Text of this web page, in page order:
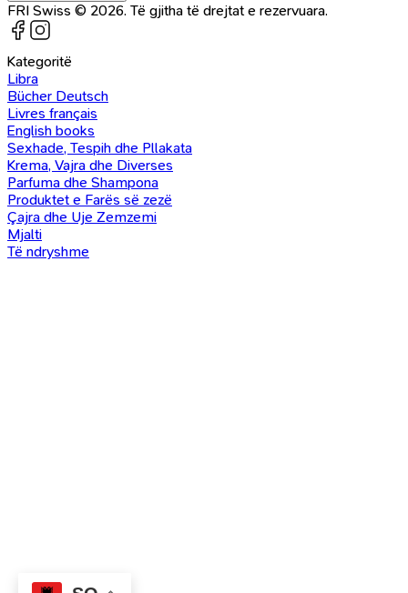
FRI Swiss © 2026. Të gjitha të drejtat e rezervuara.
Kategoritë
Libra
Bücher Deutsch
Livres français
English books
Sexhade, Tespih dhe Pllakata
Krema, Vajra dhe Diverses
Parfuma dhe Shampona
Produktet e Farës së zezë
Çajra dhe Uje Zemzemi
Mjalti
Të ndryshme